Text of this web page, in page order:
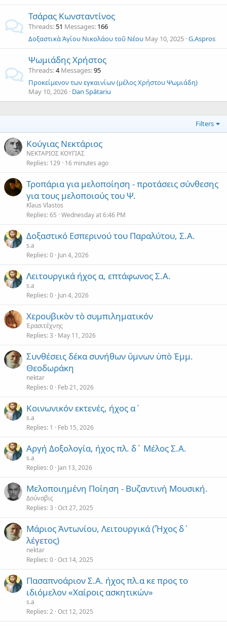
Τσάρας Κωνσταντίνος
Threads 51 Messages 166
Δοξαστικὰ Ἁγίου Νικολάου τοῦ Νέου May 10, 2025 G.Aspros
Ψωμιάδης Χρήστος
Threads 4 Messages 95
Προκείμενον των εγκαινίων (μέλος Χρήστου Ψωμιάδη)
May 10, 2026 Dan Spătariu
Filters
Κούγιας Νεκτάριος
ΝΕΚΤΑΡΙΟΣ ΚΟΥΓΙΑΣ
Replies 129 16 minutes ago
Τροπάρια για μελοποίηση - προτάσεις σύνθεσης
για τους μελοποιούς του Ψ.
Klaus Vlastos
Replies 65 Wednesday at 6:46 PM
Δοξαστικό Εσπερινού του Παραλύτου, Σ.Α.
s.a
Replies 0 Jun 4, 2026
Λειτουργικά ήχος α, επτάφωνος Σ.Α.
s.a
Replies 0 Jun 4, 2026
Χερουβικὸν τὸ συμπιληματικόν
Ἐρασιτέχνης
Replies 3 May 11, 2026
Συνθέσεις δέκα συνήθων ὕμνων ὑπὸ Ἐμμ.
Θεοδωράκη
nektar
Replies 0 Feb 21, 2026
Κοινωνικόν εκτενές, ήχος α΄
s.a
Replies 1 Feb 15, 2026
Αργή Δοξολογία, ήχος πλ. δ΄ Μέλος Σ.Α.
s.a
Replies 0 Jan 13, 2026
Μελοποιημένη Ποίηση - Βυζαντινὴ Μουσική.
Δούναβις
Replies 3 Oct 27, 2025
Μάριος Ἀντωνίου, Λειτουργικά (Ἦχος δ´
λέγετος)
nektar
Replies 0 Oct 14, 2025
Πασαπνοάριον Σ.Α. ήχος πλ.α κε προς το
ιδιόμελον «Χαίροις ασκητικών»
s.a
Replies 2 Oct 12, 2025